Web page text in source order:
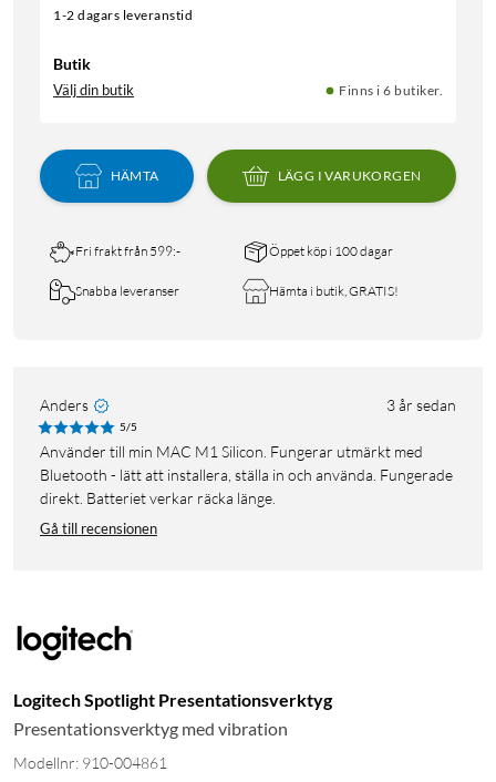
1-2 dagars leveranstid
Butik
Välj din butik Finns i 6 butiker.
HÄMTA LÄGG I VARUKORGEN
Fri frakt från 599:- Öppet köp i 100 dagar
Snabba leveranser Hämta i butik, GRATIS!
Anders 3 år sedan
5/5
Använder till min MAC M1 Silicon. Fungerar utmärkt med
Bluetooth - lätt att installera, ställa in och använda. Fungerade
direkt. Batteriet verkar räcka länge.
Gå till recensionen
Logitech Spotlight Presentationsverktyg
Presentationsverktyg med vibration
Modellnr: 910-004861